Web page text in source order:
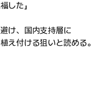
した」
け、国内支持層に
え付ける狙いと読める。